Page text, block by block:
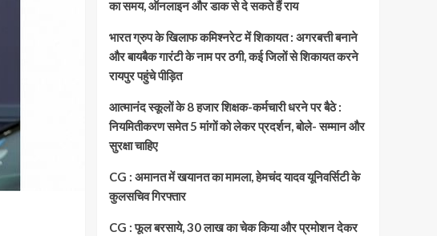
का समय, ऑनलाइन और डाक से दे सकते हैं राय
भारत ग्रुप के खिलाफ कमिश्नरेट में शिकायत : अगरबत्ती बनाने
और बायबैक गारंटी के नाम पर ठगी, कई जिलों से शिकायत करने
रायपुर पहुंचे पीड़ित
आत्मानंद स्कूलों के 8 हजार शिक्षक-कर्मचारी धरने पर बैठे :
नियमितीकरण समेत 5 मांगों को लेकर प्रदर्शन, बोले- सम्मान और
सुरक्षा चाहिए
CG : अमानत में खयानत का मामला, हेमचंद यादव यूनिवर्सिटी के
कुलसचिव गिरफ्तार
CG : फूल बरसाये, 30 लाख का चेक किया और प्रमोशन देकर